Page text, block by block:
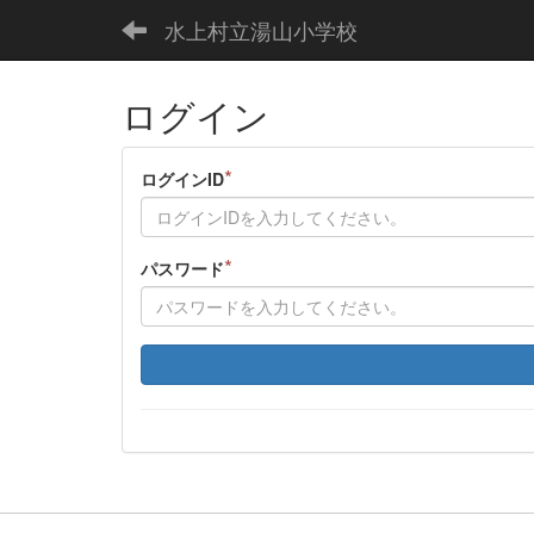
水上村立湯山小学校
ログイン
ログインID*
パスワード*